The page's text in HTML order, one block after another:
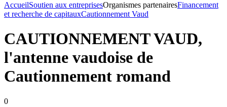
AccueilSoutien aux entreprisesOrganismes partenairesFinancement
et recherche de capitauxCautionnement Vaud
CAUTIONNEMENT VAUD,
l'antenne vaudoise de
Cautionnement romand
0